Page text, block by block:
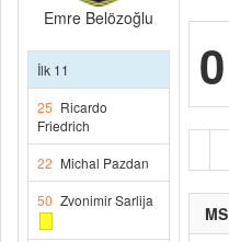
Emre Belözoğlu
İlk 11
25 Ricardo
Friedrich
22 Michal Pazdan
50 Zvonimir Sarlija
0
MS